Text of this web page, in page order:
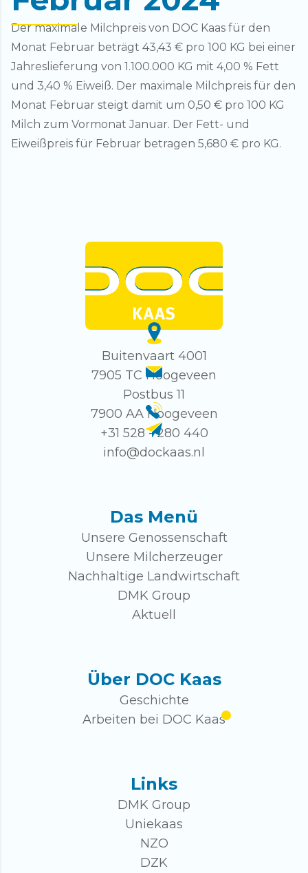
Der maximale Milchpreis von DOC Kaas für den
Monat Februar beträgt 43,43 € pro 100 KG bei einer
Jahreslieferung von 1.100.000 KG mit 4,00 % Fett
und 3,40 % Eiweiß. Der maximale Milchpreis für den
Monat Februar steigt damit um 0,50 € pro 100 KG
Milch zum Vormonat Januar. Der Fett- und
Eiweißpreis für Februar betragen 5,680 € pro KG.
Buitenvaart 4001
7905 TC Hoogeveen
Postbus 11
7900 AA Hoogeveen
+31 528 - 280 440
info@dockaas.nl
Das Menü
Unsere Genossenschaft
Unsere Milcherzeuger
Nachhaltige Landwirtschaft
DMK Group
Aktuell
Über DOC Kaas
Geschichte
Arbeiten bei DOC Kaas
Links
DMK Group
Uniekaas
NZO
DZK